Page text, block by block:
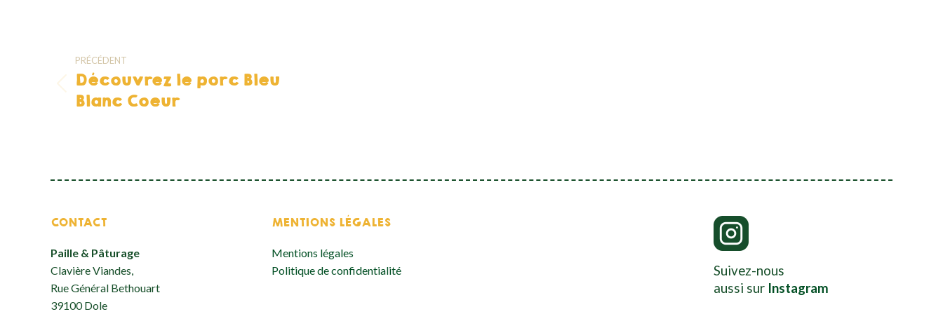
Navigation
article
PRÉCÉDENT
Article
précédent
Découvrez le porc Bleu
Blanc Coeur
CONTACT
Paille & Pâturage
Clavière Viandes,
Rue Général Bethouart
39100 Dole
MENTIONS LÉGALES
Mentions légales
Politique de confidentialité
Suivez-nous
aussi sur Instagram